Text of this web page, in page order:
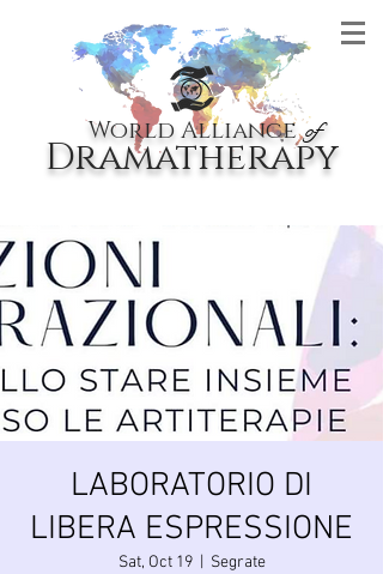
World Allianceof
Dramatherapy
LABORATORIO DI
LIBERA ESPRESSIONE
Sat, Oct 19
  |
Segrate